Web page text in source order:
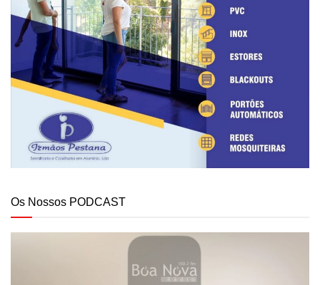
Os Nossos PODCAST